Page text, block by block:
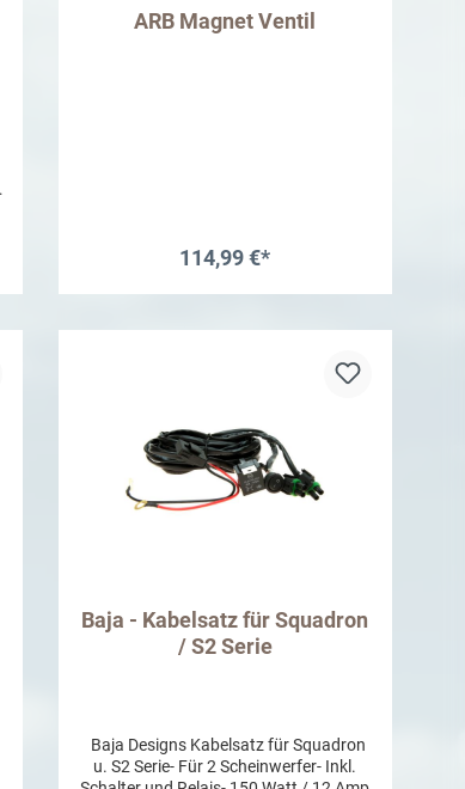
ARB Magnet Ventil
114,99 €*
Baja - Kabelsatz für Squadron
/ S2 Serie
Baja Designs Kabelsatz für Squadron
u. S2 Serie- Für 2 Scheinwerfer- Inkl.